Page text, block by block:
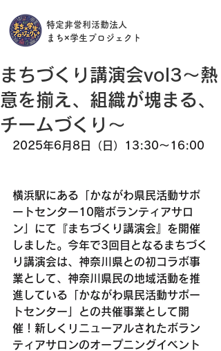
特定非営利活動法人
​まち×学生プロジェクト
まちづくり講演会vol3〜熱
意を揃え、組織が塊まる、
チームづくり〜
2025年6月8日（日）13:30〜16:00
横浜駅にある「かながわ県民活動サポ
ートセンター10階ボランティアサロ
ン」にて『まちづくり講演会』を開催
しました。今年で3回目となるまちづく
り講演会は、神奈川県との初コラボ事
業として、神奈川県民の地域活動を推
進している「かながわ県民活動サポー
トセンター」との共催事業として開
催！新しくリニューアルされたボラン
ティアサロンのオープニングイベント